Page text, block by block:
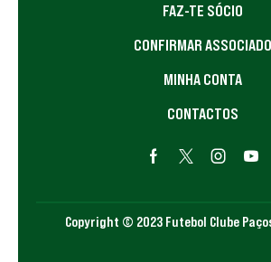
FAZ-TE SÓCIO
CONFIRMAR ASSOCIADO
MINHA CONTA
CONTACTOS
Copyright © 2023 Futebol Clube